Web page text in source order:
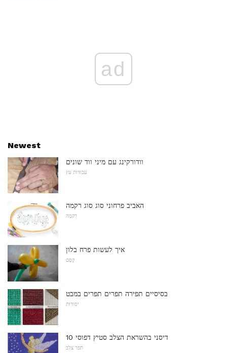
ad
Newest
וודורקינג עם מיני ווד שונים
עבודות עץ
האביב פרחוני סוג סוג רקמה
רִקמָה
איך לעשות פרח בלון
קֶסֶם
בסיסיים תפירה תפרים תפרים במבט
יסודות
10 דיסני בהשראת הצלב סטיץ דפוסי
תפר צלב